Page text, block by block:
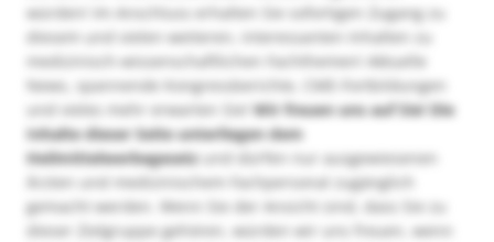
würden! Im Anschluss erhalten Sie sofortigen Zugang zu
diesem und vielen weiteren, interessanten Inhalten zu
medizinisch-wissenschaftlichen Fachthemen! Aktuelle
News, spannende Kongressberichte, CME-Fortbildungen
und vieles mehr erwarten Sie!Wir freuen uns auf Sie! Die
Inhalte dieser Seite unterliegen dem
Heilmittelwerbegesetzund dürfen nur ausgewiesenen
Ärzten und medizinischem Fachpersonal zugänglich
gemacht werden. Wenn Sie der Ansicht sind, dass Sie zu
dieser Zielgruppe gehören, würden wir uns freuen, wenn